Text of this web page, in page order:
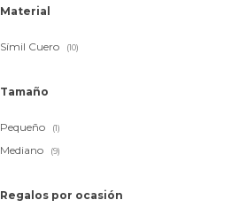
Material
Símil Cuero (10)
Tamaño
Pequeño (1)
Mediano (9)
Regalos por ocasión